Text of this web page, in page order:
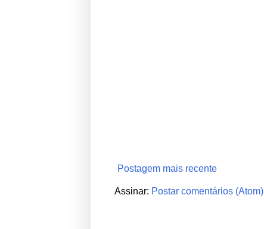
Postagem mais recente
Assinar: Postar comentários (Atom)